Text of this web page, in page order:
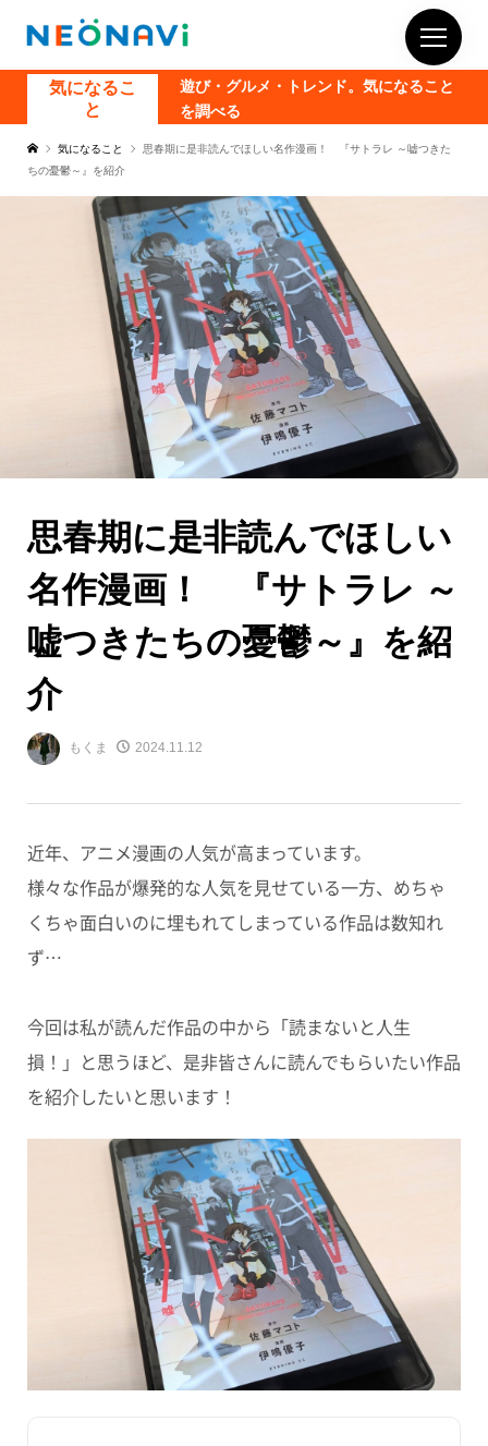
気になるこ
と
遊び・グルメ・トレンド。気になること
を調べる
気になること
思春期に是非読んでほしい名作漫画！ 『サトラレ ～嘘つきた
ちの憂鬱～』を紹介
思春期に是非読んでほしい
名作漫画！ 『サトラレ ～
嘘つきたちの憂鬱～』を紹
介
もくま 2024.11.12
近年、アニメ漫画の人気が高まっています。
様々な作品が爆発的な人気を見せている一方、めちゃ
くちゃ面白いのに埋もれてしまっている作品は数知れ
ず…
今回は私が読んだ作品の中から「読まないと人生
損！」と思うほど、是非皆さんに読んでもらいたい作品
を紹介したいと思います！